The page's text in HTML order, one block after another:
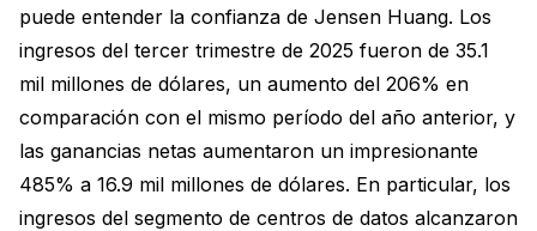
puede entender la confianza de Jensen Huang. Los
ingresos del tercer trimestre de 2025 fueron de 35.1
mil millones de dólares, un aumento del 206% en
comparación con el mismo período del año anterior, y
las ganancias netas aumentaron un impresionante
485% a 16.9 mil millones de dólares. En particular, los
ingresos del segmento de centros de datos alcanzaron